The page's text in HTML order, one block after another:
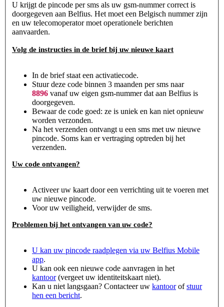
U krijgt de pincode per sms als uw gsm-nummer correct is
doorgegeven aan Belfius. Het moet een Belgisch nummer zijn
en uw telecomoperator moet operationele berichten
aanvaarden.
Volg de instructies in de brief bij uw nieuwe kaart
In de brief staat een activatiecode.
Stuur deze code binnen 3 maanden per sms naar
8896 vanaf uw eigen gsm-nummer dat aan Belfius is
doorgegeven.
Bewaar de code goed: ze is uniek en kan niet opnieuw
worden verzonden.
Na het verzenden ontvangt u een sms met uw nieuwe
pincode. Soms kan er vertraging optreden bij het
verzenden.
Uw code ontvangen?
Activeer uw kaart door een verrichting uit te voeren met
uw nieuwe pincode.
Voor uw veiligheid, verwijder de sms.
Problemen bij het ontvangen van uw code?
U kan uw pincode raadplegen via uw Belfius Mobile
app.
U kan ook een nieuwe code aanvragen in het
kantoor(vergeet uw identiteitskaart niet).
Kan u niet langsgaan? Contacteer uw kantoorofstuur
hen een bericht.